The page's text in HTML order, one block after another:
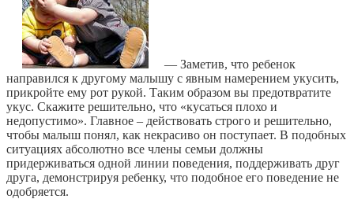
— Заметив, что ребенок
направился к другому малышу с явным намерением укусить,
прикройте ему рот рукой. Таким образом вы предотвратите
укус. Скажите решительно, что «кусаться плохо и
недопустимо». Главное – действовать строго и решительно,
чтобы малыш понял, как некрасиво он поступает. В подобных
ситуациях абсолютно все члены семьи должны
придерживаться одной линии поведения, поддерживать друг
друга, демонстрируя ребенку, что подобное его поведение не
одобряется.